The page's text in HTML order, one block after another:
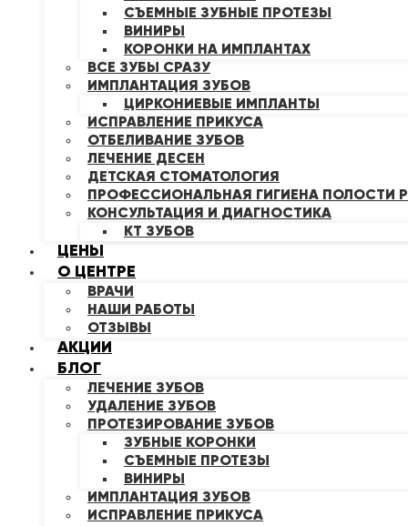
СЪЕМНЫЕ ЗУБНЫЕ ПРОТЕЗЫ
ВИНИРЫ
КОРОНКИ НА ИМПЛАНТАХ
ВСЕ ЗУБЫ СРАЗУ
ИМПЛАНТАЦИЯ ЗУБОВ
ЦИРКОНИЕВЫЕ ИМПЛАНТЫ
ИСПРАВЛЕНИЕ ПРИКУСА
ОТБЕЛИВАНИЕ ЗУБОВ
ЛЕЧЕНИЕ ДЕСЕН
ДЕТСКАЯ СТОМАТОЛОГИЯ
ПРОФЕССИОНАЛЬНАЯ ГИГИЕНА ПОЛОСТИ
КОНСУЛЬТАЦИЯ И ДИАГНОСТИКА
КТ ЗУБОВ
ЦЕНЫ
О ЦЕНТРЕ
ВРАЧИ
НАШИ РАБОТЫ
ОТЗЫВЫ
АКЦИИ
БЛОГ
ЛЕЧЕНИЕ ЗУБОВ
УДАЛЕНИЕ ЗУБОВ
ПРОТЕЗИРОВАНИЕ ЗУБОВ
ЗУБНЫЕ КОРОНКИ
СЪЕМНЫЕ ПРОТЕЗЫ
ВИНИРЫ
ИМПЛАНТАЦИЯ ЗУБОВ
ИСПРАВЛЕНИЕ ПРИКУСА